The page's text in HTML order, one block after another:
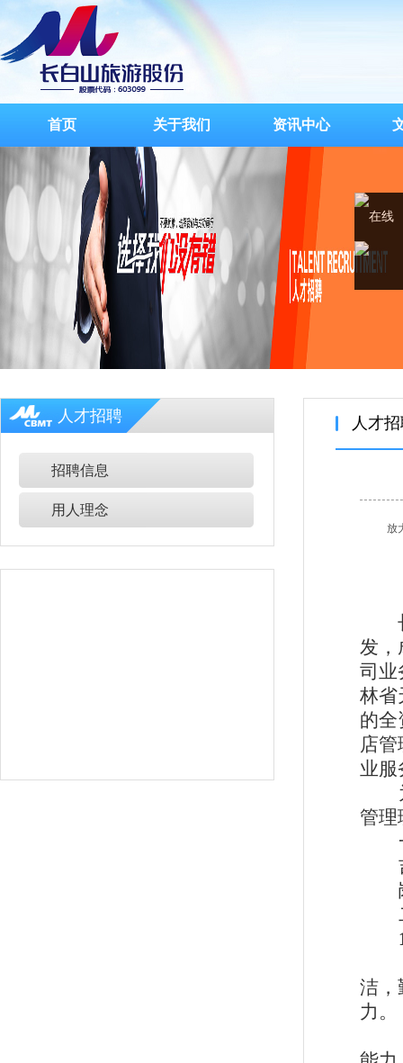
首页 关于我们 资讯中心
人才招聘
招聘信息
用人理念
人才
放
发，
司业
林省
的全
店
业服
管理
洁，
力。
在线
客服